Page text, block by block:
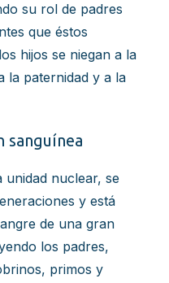
su rol de padres
que éstos
hijos se niegan a la
la paternidad y a la
sanguínea
unidad nuclear, se
y está
de una gran
los padres,
primos y